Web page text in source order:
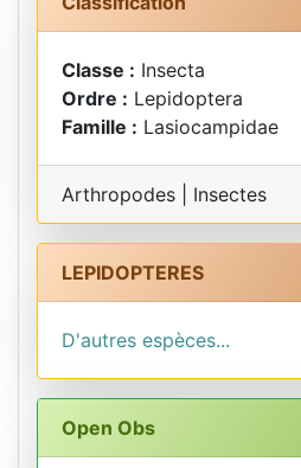
Classe : Insecta
Ordre : Lepidoptera
Famille : Lasiocampidae
Arthropodes | Insectes
LEPIDOPTERES
D'autres espèces...
Open Obs